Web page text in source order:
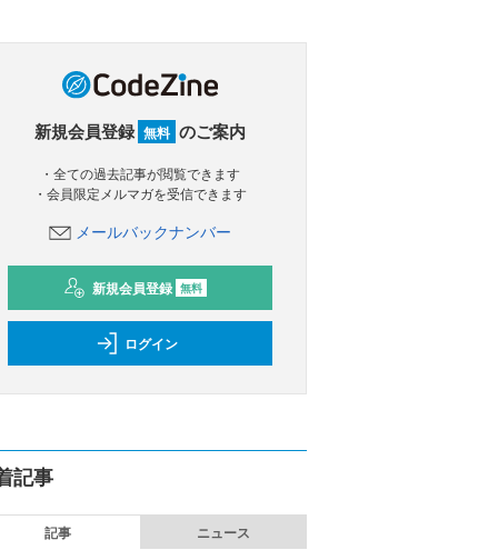
新規会員登録 無料 のご案内
・全ての過去記事が閲覧できます
・会員限定メルマガを受信できます
メールバックナンバー
新規会員登録 無料
ログイン
記事
記事 ニュース